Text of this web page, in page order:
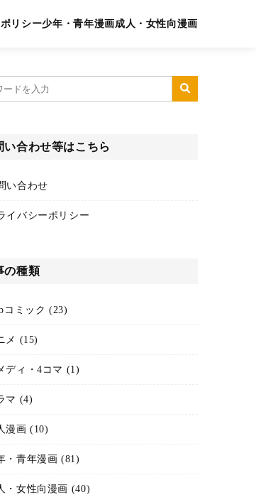
リシー少年・青年漫画成人・女性向漫画
い合わせ等はこちら
い合わせ
イバシーポリシー
の種類
コミック (23)
メ (15)
ディ・4コマ (1)
マ (4)
漫画 (10)
・青年漫画 (81)
・女性向漫画 (40)